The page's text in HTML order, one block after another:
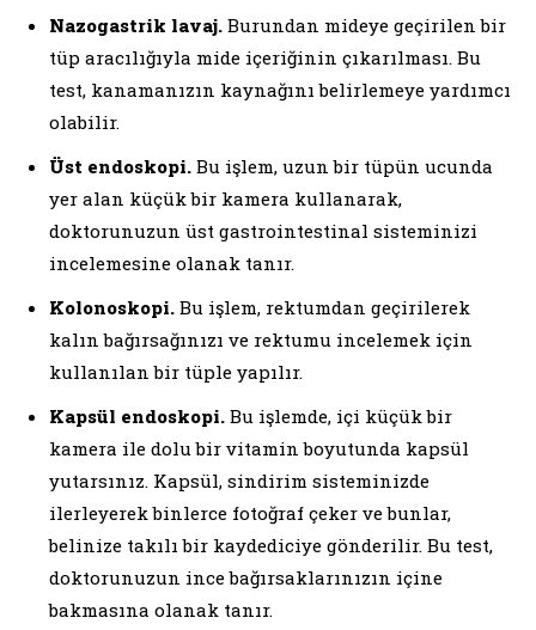
Nazogastrik lavaj. Burundan mideye geçirilen bir
tüp aracılığıyla mide içeriğinin çıkarılması. Bu
test, kanamanızın kaynağını belirlemeye yardımcı
olabilir.
Üst endoskopi. Bu işlem, uzun bir tüpün ucunda
yer alan küçük bir kamera kullanarak,
doktorunuzun üst gastrointestinal sisteminizi
incelemesine olanak tanır.
Kolonoskopi. Bu işlem, rektumdan geçirilerek
kalın bağırsağınızı ve rektumu incelemek için
kullanılan bir tüple yapılır.
Kapsül endoskopi. Bu işlemde, içi küçük bir
kamera ile dolu bir vitamin boyutunda kapsül
yutarsınız. Kapsül, sindirim sisteminizde
ilerleyerek binlerce fotoğraf çeker ve bunlar,
belinize takılı bir kaydediciye gönderilir. Bu test,
doktorunuzun ince bağırsaklarınızın içine
bakmasına olanak tanır.